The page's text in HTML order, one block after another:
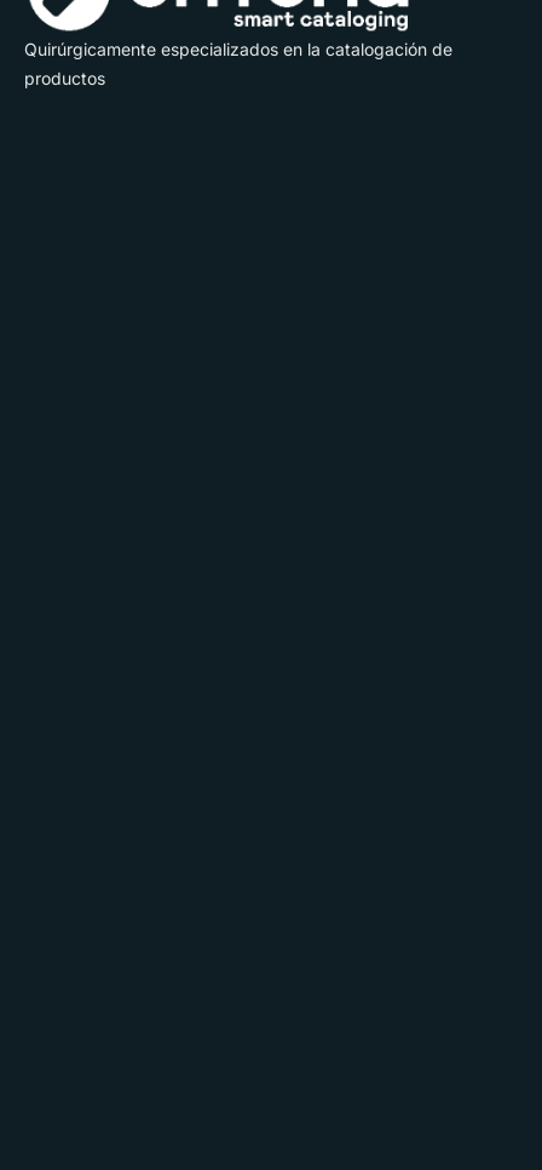
Quirúrgicamente especializados en la catalogación de
productos